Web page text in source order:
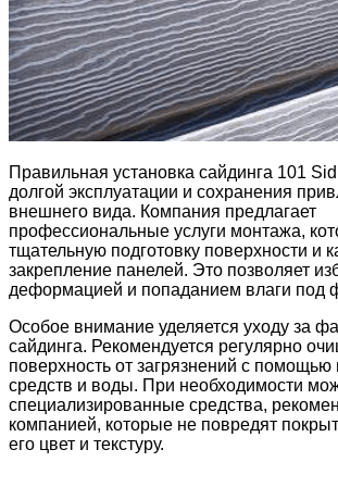
Правильная установка сайдинга 101
долгой эксплуатации и сохранения
внешнего вида. Компания предлагает
профессиональные услуги монтажа,
тщательную подготовку поверхности и
закрепление панелей. Это позволяет
деформацией и попаданием влаги под
Особое внимание уделяется уходу за
сайдинга. Рекомендуется регулярно
поверхность от загрязнений с
средств и воды. При необходимости
специализированные средства,
компанией, которые не повредят
его цвет и текстуру.